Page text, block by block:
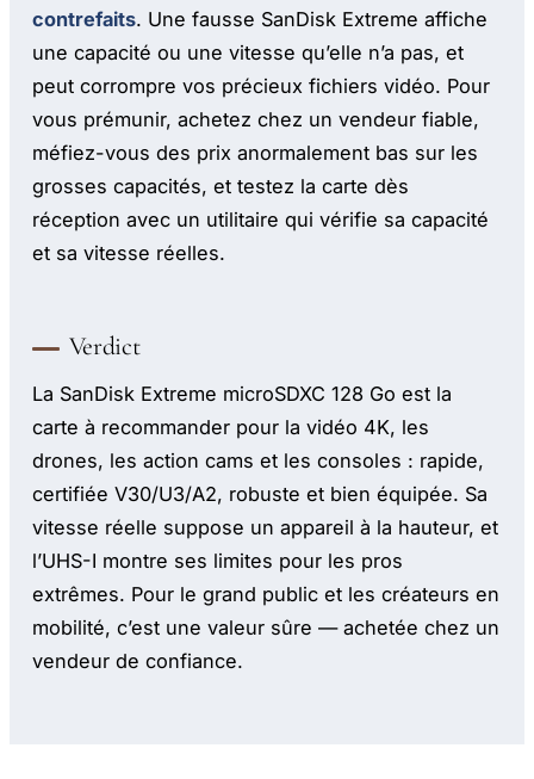
contrefaits. Une fausse SanDisk Extreme affiche
une capacité ou une vitesse qu’elle n’a pas, et
peut corrompre vos précieux fichiers vidéo. Pour
vous prémunir, achetez chez un vendeur fiable,
méfiez-vous des prix anormalement bas sur les
grosses capacités, et testez la carte dès
réception avec un utilitaire qui vérifie sa capacité
et sa vitesse réelles.
Verdict
La SanDisk Extreme microSDXC 128 Go est la
carte à recommander pour la vidéo 4K, les
drones, les action cams et les consoles : rapide,
certifiée V30/U3/A2, robuste et bien équipée. Sa
vitesse réelle suppose un appareil à la hauteur, et
l’UHS-I montre ses limites pour les pros
extrêmes. Pour le grand public et les créateurs en
mobilité, c’est une valeur sûre — achetée chez un
vendeur de confiance.